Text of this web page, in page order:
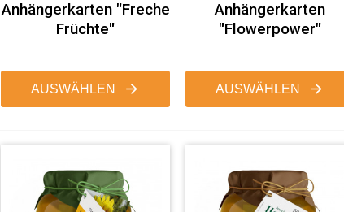
Anhängerkarten "Freche
Früchte"
AUSWÄHLEN
Anhängerkarten
"Flowerpower"
AUSWÄHLEN